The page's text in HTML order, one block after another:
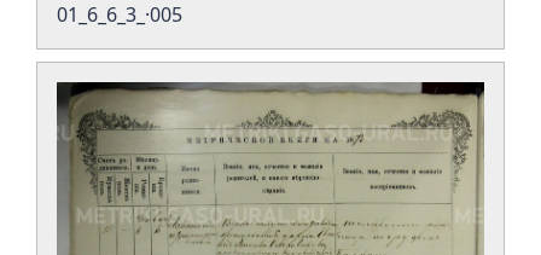
01_6_6_3_·005